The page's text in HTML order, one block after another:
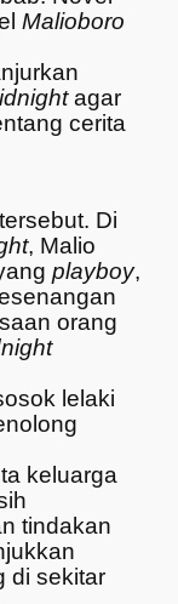
Malioboro
agar
cerita
Di
, Malio
playboy,
orang
lelaki
keluarga
tindakan
di sekitar